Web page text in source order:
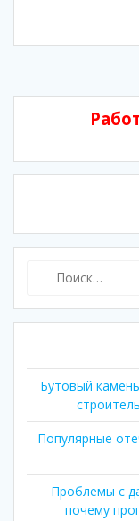
Бутовый
Популярные
Проблемы с
почему